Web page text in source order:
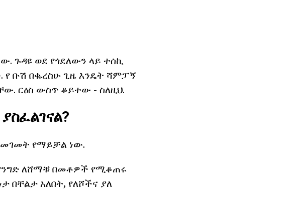
ጉዳዩ ወደ የጎደለውን ላይ ተሰኪ
ቡሽ በቈረስሁ ጊዜ እንዴት ሻምፓኝ
ርዕስ ውስጥ ቆይተው - ስለዚህ.
መገመት የማይቻል ነው.
ለሸማቹ በመቶዎች የሚቆጠሩ
በቸልታ አለበት, የለሾችና ያለ